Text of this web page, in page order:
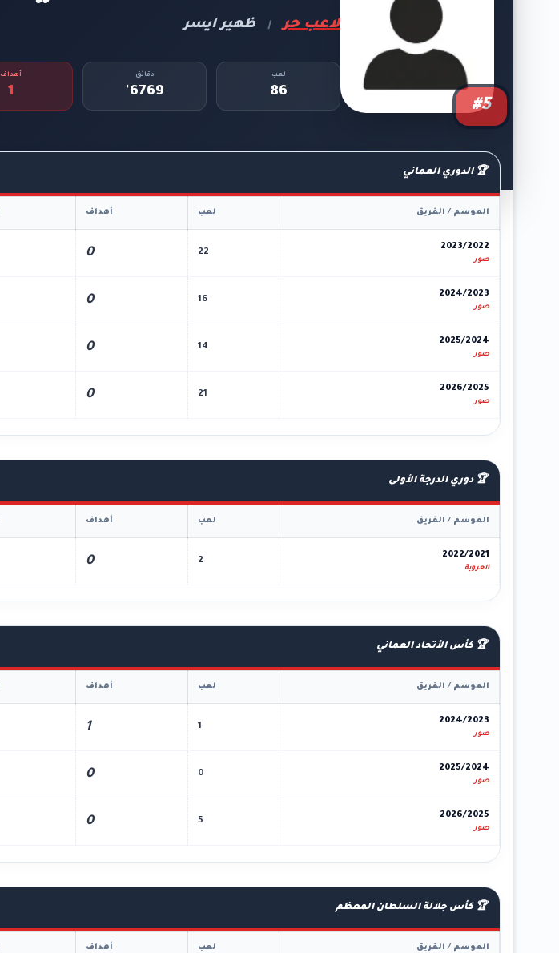
#5
لاعب حر | ظهير ايسر
لعب
86
دقائق
6769'
أهداف
1
🏆 الدوري العماني
الموسم / الفريق لعب أهداف
2023/2022
صور
22
0
2024/2023
صور
16
0
2025/2024
صور
14
0
2026/2025
صور
21
0
🏆 دوري الدرجة الأولى
الموسم / الفريق لعب أهداف
2022/2021
العروبة
2
0
🏆 كأس الأتحاد العماني
الموسم / الفريق لعب أهداف
2024/2023
صور
1
1
2025/2024
صور
0
0
2026/2025
صور
5
0
🏆 كأس جلالة السلطان المعظم
الموسم / الفريق لعب أهداف